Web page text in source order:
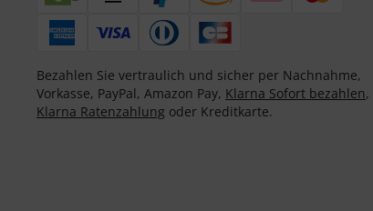
Bezahlen Sie vertraulich und sicher per Nachnahme,
Vorkasse, PayPal, Amazon Pay, Klarna Sofort bezahlen,
Klarna Ratenzahlung oder Kreditkarte.